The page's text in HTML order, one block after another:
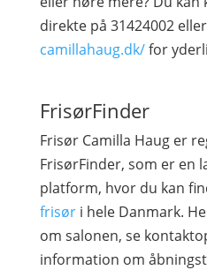
direkte på 31424002
camillahaug.dk/for
FrisørFinder
Frisør Camilla Haug er
FrisørFinder, som er en
platform, hvor du kan
frisøri hele Danmark.
om salonen, se
information om